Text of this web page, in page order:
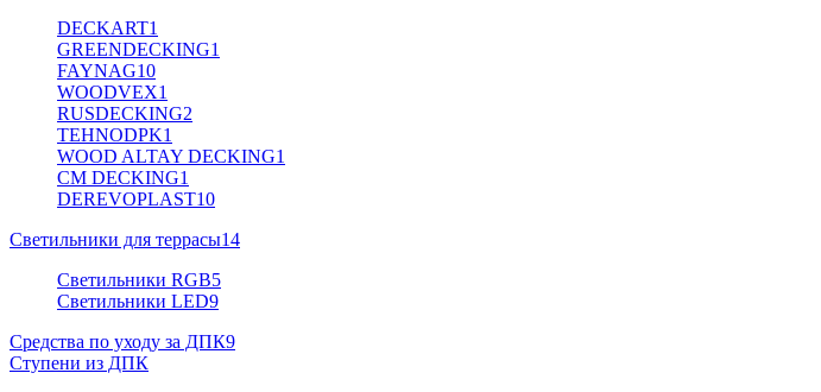
DECKART1
GREENDECKING1
FAYNAG10
WOODVEX1
RUSDECKING2
TEHNODPK1
WOOD ALTAY DECKING1
CM DECKING1
DEREVOPLAST10
Светильники для террасы14
Светильники RGB5
Светильники LED9
Средства по уходу за ДПК9
Ступени из ДПК